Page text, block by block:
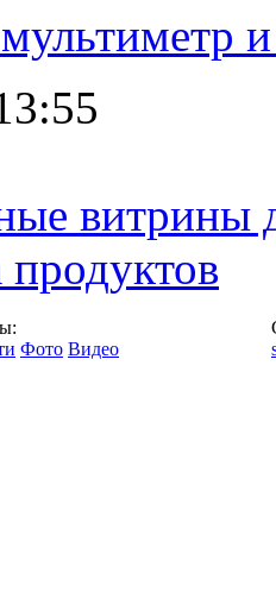
витрины
продуктов
Фото Видео